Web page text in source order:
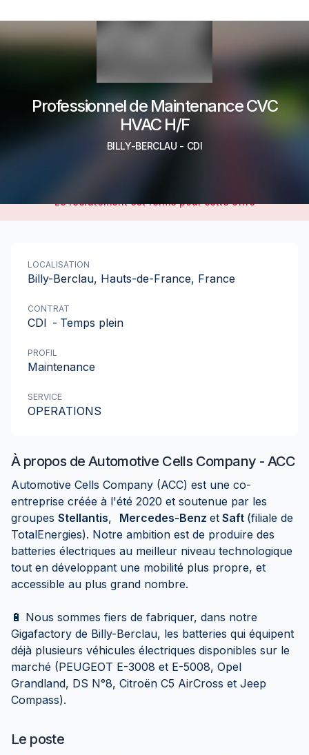
Professionnel de Maintenance CVC
HVAC H/F
BILLY-BERCLAU - CDI
Le recrutement est fermé pour cette offre
À propos de Automotive Cells Company - ACC
Automotive Cells Company (ACC) est une co-
entreprise créée à l'été 2020 et soutenue par les
groupes Stellantis, Mercedes-Benz et Saft (filiale de
TotalEnergies). Notre ambition est de produire des
batteries électriques au meilleur niveau technologique
tout en développant une mobilité plus propre, et
accessible au plus grand nombre.
🔋 Nous sommes fiers de fabriquer, dans notre
Gigafactory de Billy-Berclau, les batteries qui équipent
déjà plusieurs véhicules électriques disponibles sur le
marché (PEUGEOT E-3008 et E-5008, Opel
Grandland, DS N°8, Citroën C5 AirCross et Jeep
Compass).
Le poste
LOCALISATION
Billy-Berclau, Hauts-de-France, France
CONTRAT
CDI - Temps plein
PROFIL
Maintenance
SERVICE
OPERATIONS